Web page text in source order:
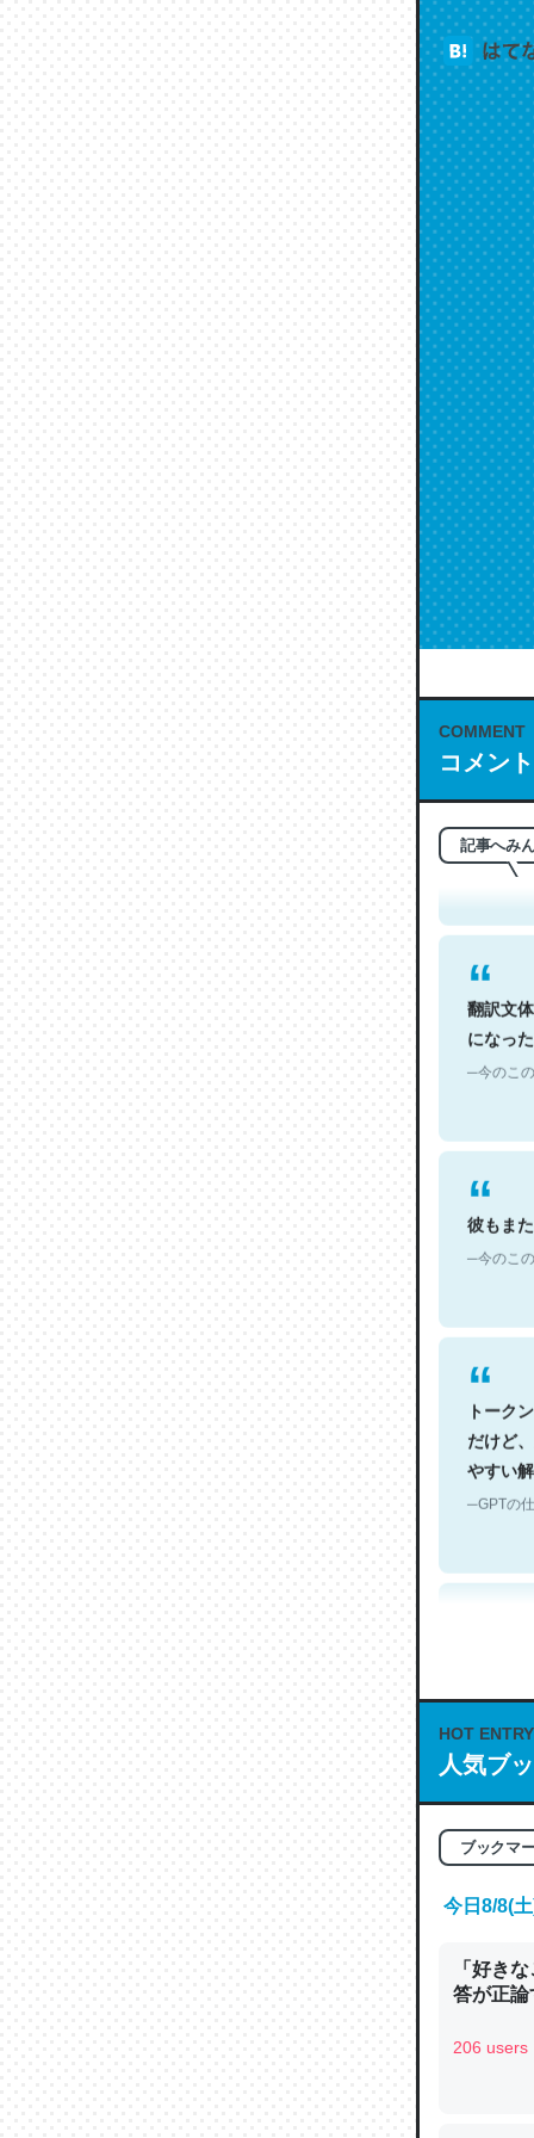
COMMENT
コメン
記事へみ
これは
もお勧
─今のこ
翻訳文
になった
─今のこ
彼もま
─今のこ
トーク
だけど
やすい
─GPTの
これは
やすく
HOT ENTRY
人気ブ
ブックマ
今日8/8(
「好き
答が正論
206 users